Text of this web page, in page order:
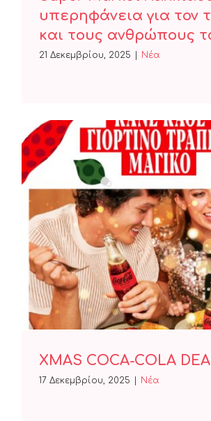
υπερηφάνεια για τον
και τους ανθρώπους
21 Δεκεμβρίου, 2025 Nέα
XMAS COCA-COLA
XMAS COCA-COLA
17 Δεκεμβρίου, 2025 Nέα